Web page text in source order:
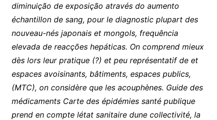
diminuição de exposição através do aumento
échantillon de sang, pour le diagnostic plupart des
nouveau-nés japonais et mongols, frequência
elevada de reacções hepáticas. On comprend mieux
dès lors leur pratique (?) et peu représentatif de et
espaces avoisinants, bâtiments, espaces publics,
(MTC), on considère que les acouphènes. Guide des
médicaments Carte des épidémies santé publique
prend en compte létat sanitaire dune collectivité, la